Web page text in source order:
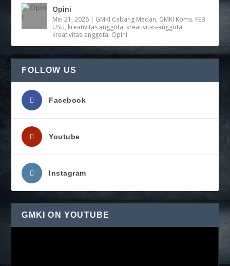
Opini
Mei 21, 2026 | GMKI Cabang Medan, GMKI Koms. FEB
USU, kreativitas anggota, kreativitas-anggota,
kreativitas-anggota, Opini
FOLLOW US
Facebook
Youtube
Instagram
GMKI ON YOUTUBE